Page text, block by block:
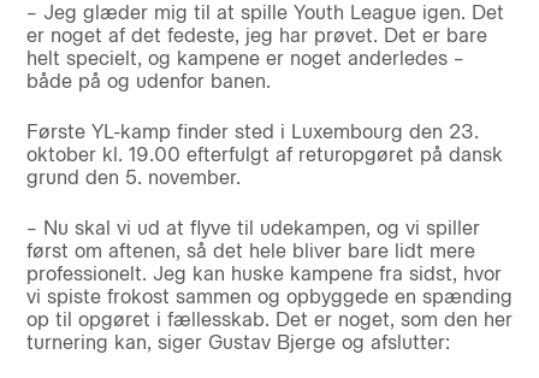
– Jeg glæder mig til at spille Youth League igen. Det
er noget af det fedeste, jeg har prøvet. Det er bare
helt specielt, og kampene er noget anderledes –
både på og udenfor banen.
Første YL-kamp finder sted i Luxembourg den 23.
oktober kl. 19.00 efterfulgt af returopgøret på dansk
grund den 5. november.
– Nu skal vi ud at flyve til udekampen, og vi spiller
først om aftenen, så det hele bliver bare lidt mere
professionelt. Jeg kan huske kampene fra sidst, hvor
vi spiste frokost sammen og opbyggede en spænding
op til opgøret i fællesskab. Det er noget, som den her
turnering kan, siger Gustav Bjerge og afslutter: